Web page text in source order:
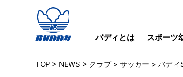
バディとは スポーツ
TOP > NEWS > クラブ > サッカー > バディ